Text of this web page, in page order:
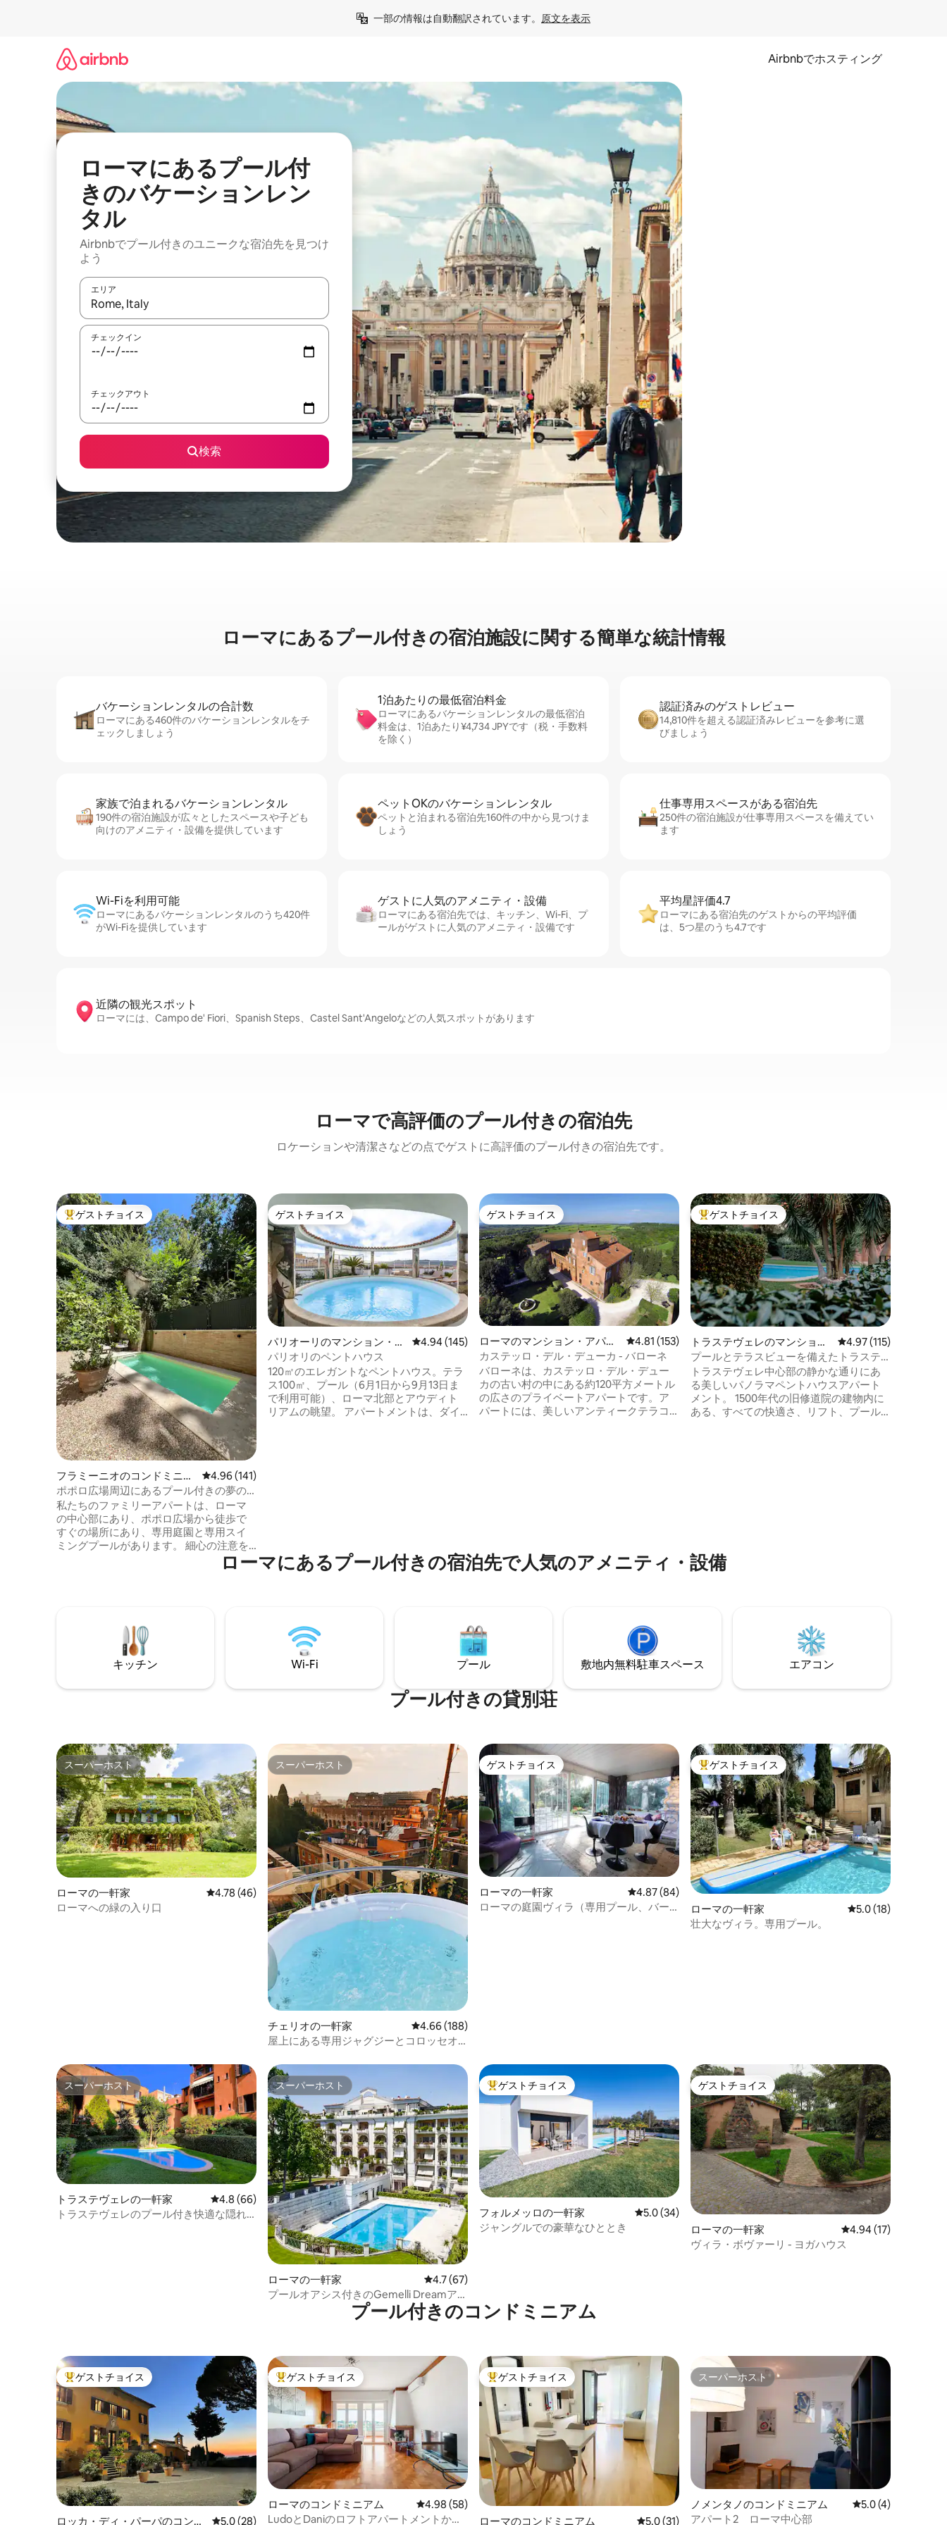
一部の情報は自動翻訳されています。 原文を表示
Airbnbでホスティング
ローマにあるプール付
きのバケーションレン
タル
Airbnbでプール付きのユニークな宿泊先を見つけ
よう
エリア
検索結果が表示されたら、上下の矢印キーを使って移動するか、画面をタッチまたはスワイプして検索結果を確認することができます。
チェックイン
チェックアウト
検索
ローマに⁠あ⁠るプ⁠ー⁠ル⁠付⁠き⁠の宿⁠泊⁠施⁠設⁠に関⁠す⁠る簡⁠単⁠な統⁠計⁠情⁠報
バケーションレ⁠ン⁠タ⁠ル⁠の合⁠計⁠数
ローマにある460件のバケーションレンタルをチ
ェックしましょう
1泊あたりの最⁠低⁠宿⁠泊⁠料⁠金
ローマにあるバケーションレンタルの最低宿泊
料金は、1泊あたり¥4,734 JPYです（税・手数料
を除く）
認証済みのゲ⁠ス⁠ト⁠レ⁠ビ⁠ュ⁠ー
14,810件を超える認証済みレビューを参考に選
びましょう
家族で泊まれるバ⁠ケ⁠ー⁠シ⁠ョ⁠ンレ⁠ン⁠タ⁠ル
190件の宿泊施設が広々としたスペースや子ども
向けのアメニティ・設備を提供しています
ペットOKのバ⁠ケ⁠ー⁠シ⁠ョ⁠ンレ⁠ン⁠タ⁠ル
ペットと泊まれる宿泊先160件の中から見つけま
しょう
仕事専用ス⁠ペ⁠ー⁠スがあ⁠る宿⁠泊⁠先
250件の宿泊施設が仕事専用スペースを備えてい
ます
Wi-Fiを利⁠用⁠可⁠能
ローマにあるバケーションレンタルのうち420件
がWi-Fiを提供しています
ゲストに人⁠気⁠のア⁠メ⁠ニ⁠テ⁠ィ・設⁠備
ローマにある宿泊先では、キッチン、Wi-Fi、プ
ールがゲストに人気のアメニティ・設備です
平均星評価4.7
ローマにある宿泊先のゲストからの平均評価
は、5つ星のうち4.7です
近隣の観光ス⁠ポ⁠ッ⁠ト
ローマには、Campo de' Fiori、Spanish Steps、Castel Sant'Angeloなどの人気スポットがあります
ローマで高評価のプール付きの宿泊先
ロケーションや清潔さなどの点でゲストに高評価のプール付きの宿泊先です。
大好評のゲストチョイスです。
ゲストチョイス
フラミーニオのコンドミニア
ム
レビュー141件、5つ星中4.96つ星の平均評価
4.96 (141)
ポポロ広場周辺にあるプール付きの夢の
ような宿泊先
私たちのファミリーアパートは、ローマ
の中心部にあり、ポポロ広場から徒歩で
すぐの場所にあり、専用庭園と専用スイ
ミングプールがあります。 細心の注意を
払って設計・改装されています。 広々と
したリビングルーム、最大8名様用のテー
にはキングサイズベッド（180 x 200 cm）
と専用バスルームがあります。 2つ目の寝
室にはダブルベッド（160 x 200 cm）があ
ります。 2つ目のファミリーバスルームが
あります。
ゲストチョイス
ゲストチョイス
パリオーリのマンション・ア
パート
レビュー145件、5つ星中4.94つ星の平均評価
4.94 (145)
パリオリのペントハウス
120㎡のエレガントなペントハウス。テラ
ス100㎡、プール（6月1日から9月13日ま
で利用可能）、ローマ北部とアウディト
リアムの眺望。 アパートメントは、ダイ
ゲストチョイス
ゲストチョイス
ローマのマンション・アパー
ト
レビュー153件、5つ星中4.81つ星の平均評価
4.81 (153)
カステッロ・デル・デューカ - バローネ
バローネは、カステッロ・デル・デュー
カの古い村の中にある約120平方メートル
の広さのプライベートアパートです。ア
パートには、美しいアンティークテラコ
大好評のゲストチョイスです。
ゲストチョイス
トラステヴェレのマンショ
ン・アパート
レビュー115件、5つ
4.97 (115)
プールとテラスビューを備えたトラステ
ヴェレの豪華なロフト
トラステヴェレ中心部の静かな通りにあ
る美しいパノラマペントハウスアパート
メント。 1500年代の旧修道院の建物内に
ある、すべての快適さ、リフト、プール
ローマにあるプール付きの宿泊先で人気のアメニティ・設備
キッチン Wi-Fi プール 敷地内無料駐⁠車ス⁠ペ⁠ー⁠ス エアコン
プール付きの貸別荘
スーパーホスト
スーパーホスト
ローマの一軒家 レビュー46件、5つ星中4.78つ星の平均評価
4.78 (46)
ローマへの緑の入り口
スーパーホスト
スーパーホスト
チェリオの一軒家 レビュー188件、5つ星中4.66つ星の平均評価
4.66 (188)
屋上にある専用ジャグジーとコロッセオ
ゲストチョイス
ゲストチョイス
ローマの一軒家 レビュー84件、5つ星中4.87つ星の平均評価
4.87 (84)
ローマの庭園ヴィラ（専用プール、バー
大好評のゲストチョイスです。
ゲストチョイス
ローマの一軒家 レビュー18件、5つ
5.0 (18)
壮大なヴィラ。専用プール。
スーパーホスト
スーパーホスト
トラステヴェレの一軒家 レビュー66件、5つ星中4.8つ星の平均評価
4.8 (66)
トラステヴェレのプール付き快適な隠れ
スーパーホスト
スーパーホスト
ローマの一軒家 レビュー67件、5つ星中4.7つ星の平均評価
4.7 (67)
プールオアシス付きのGemelli Dreamアパ
大好評のゲストチョイスです。
ゲストチョイス
フォルメッロの一軒家 レビュー34件、5つ星中5.0つ星の平均評価
5.0 (34)
ジャングルでの豪華なひととき
ゲストチョイス
ゲストチョイス
ローマの一軒家 レビュー17件、5つ
4.94 (17)
ヴィラ・ボヴァーリ - ヨガハウス
プール付きのコンドミニアム
大好評のゲストチョイスです。
ゲストチョイス
ロッカ・ディ・パーパのコンド レビュー28件、5つ星中5.0つ星の平均評価
5.0 (28)
大好評のゲストチョイスです。
ゲストチョイス
ローマのコンドミニアム レビュー58件、5つ星中4.98つ星の平均評価
4.98 (58)
LudoとDaniのロフトアパートメントから
大好評のゲストチョイスです。
ゲストチョイス
ローマのコンドミニアム レビュー31件、5つ星中5.0つ星の平均評価
5.0 (31)
スーパーホスト
スーパーホスト
ノメンタノのコンドミニアム レビュー4件、5つ
5.0 (4)
アパート2 ローマ中心部